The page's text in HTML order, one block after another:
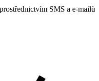
prostřednictvím SMS a e-mailů